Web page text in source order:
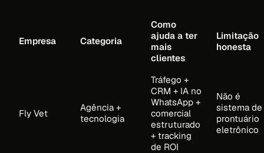
Empresa Categoria
Como
ajuda a ter
mais
clientes
Limitação
honesta
Fly Vet
Agência +
tecnologia
Tráfego +
CRM + IA no
WhatsApp +
comercial
estruturado
+ tracking
de ROI
Não é
sistema de
prontuário
eletrônico